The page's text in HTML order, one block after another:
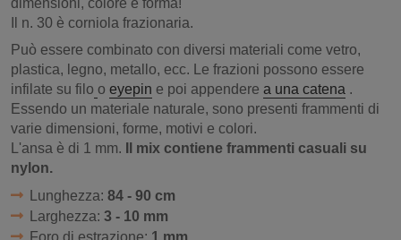
Il n. 30 è corniola frazionaria.
Può essere combinato con diversi materiali come vetro,
plastica, legno, metallo, ecc. Le frazioni possono essere
infilate su filo o eyepin e poi appendere a una catena .
Essendo un materiale naturale, sono presenti frammenti di
varie dimensioni, forme, motivi e colori.
L'ansa è di 1 mm.
Il mix contiene frammenti casuali su
nylon.
Lunghezza: 84 - 90 cm
Larghezza: 3 - 10 mm
Foro di estrazione: 1 mm